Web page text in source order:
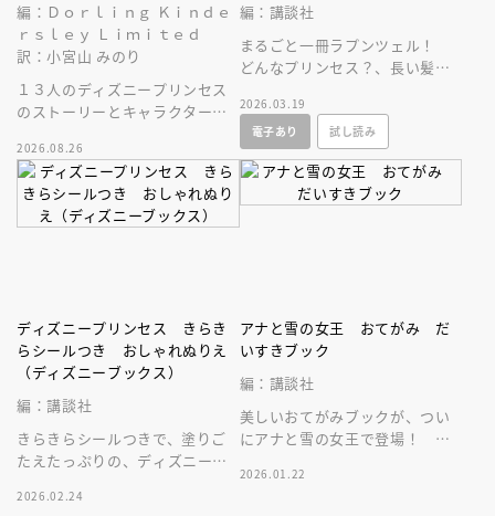
編：Ｄｏｒｌｉｎｇ Ｋｉｎｄｅ
ｒｓｌｅｙ Ｌｉｍｉｔｅｄ
訳：小宮山 みのり
１３人のディズニープリンセス
のストーリーとキャラクターに
鑑。豪華な保存版！
2026.08.26
編：講談社
まるごと一冊ラプンツェル！
どんなプリンセス？、長い髪の
ど、ラプンツェルのすべてがわ
かる！
2026.03.19
電子あり
試し読み
ディズニープリンセス きらき
らシールつき おしゃれぬりえ
（ディズニーブックス）
編：講談社
きらきらシールつきで、塗りご
たえたっぷりの、ディズニープ
いい１冊です。
2026.02.24
アナと雪の女王 おてがみ だ
いすきブック
編：講談社
美しいおてがみブックが、つい
にアナと雪の女王で登場！ 子
です。
2026.01.22